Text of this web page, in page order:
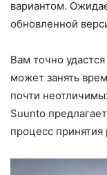
вариантом.
обновленной
Вам точно
может занять
почти
Suunto
процесс